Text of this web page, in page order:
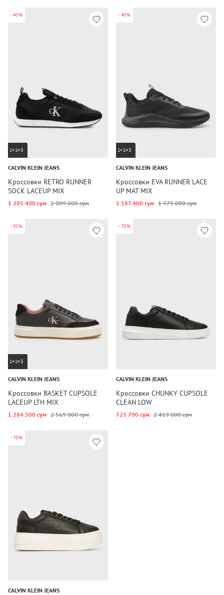
-40%
1+1=3
CALVIN KLEIN JEANS
Кроссовки RETRO RUNNER
SOCK LACEUP MIX
1 205 400 сум 2 009 000 сум
-40%
1+1=3
CALVIN KLEIN JEANS
Кроссовки EVA RUNNER LACE
UP MAT MIX
1 187 400 сум 1 979 000 сум
-50%
1+1=3
CALVIN KLEIN JEANS
Кроссовки BASKET CUPSOLE
LACEUP LTH MIX
1 284 500 сум 2 569 000 сум
-70%
CALVIN KLEIN JEANS
Кроссовки CHUNKY CUPSOLE
CLEAN LOW
725 700 сум 2 419 000 сум
-70%
CALVIN KLEIN JEANS